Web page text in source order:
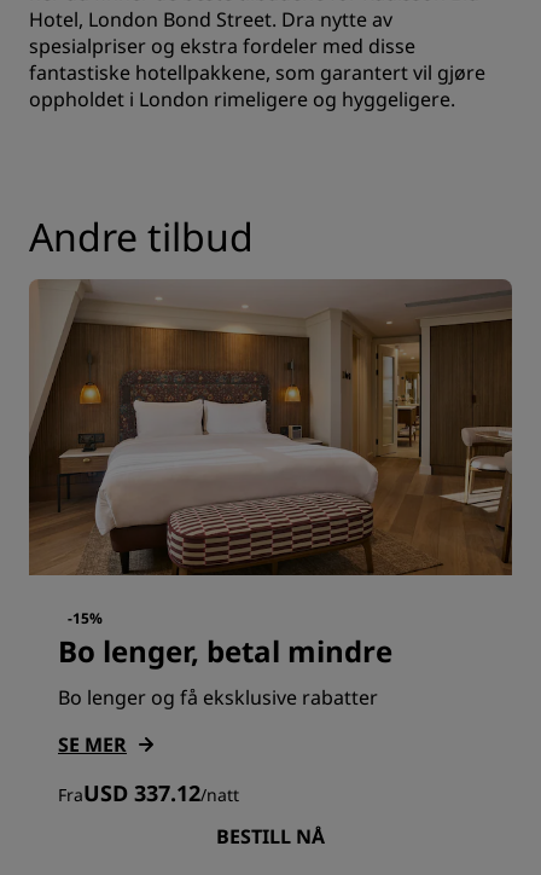
Hotel, London Bond Street. Dra nytte av
spesialpriser og ekstra fordeler med disse
fantastiske hotellpakkene, som garantert vil gjøre
oppholdet i London rimeligere og hyggeligere.
Andre tilbud
-15%
Bo lenger, betal mindre
Bo lenger og få eksklusive rabatter
SE MER
FraUSD 337.12/natt
BESTILL NÅ